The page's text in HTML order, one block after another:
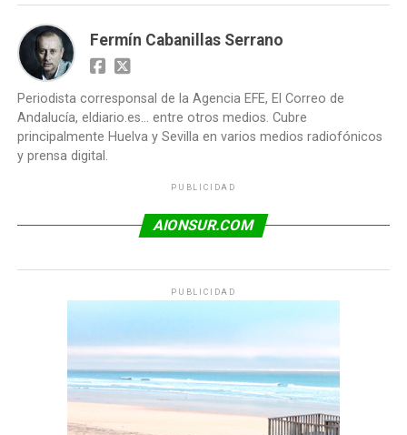
Fermín Cabanillas Serrano
Periodista corresponsal de la Agencia EFE, El Correo de
Andalucía, eldiario.es... entre otros medios. Cubre
principalmente Huelva y Sevilla en varios medios radiofónicos
y prensa digital.
PUBLICIDAD
AIONSUR.COM
PUBLICIDAD